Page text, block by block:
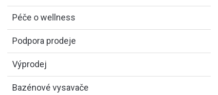
Péče o wellness
Podpora prodeje
Výprodej
Bazénové vysavače